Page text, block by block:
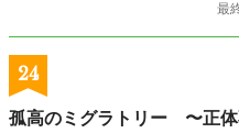
深手を負っていた
けばキリクは、怒
敵であるはずの魔
瀬戸際にあった二
最
24
孤高のミグラトリー 〜正